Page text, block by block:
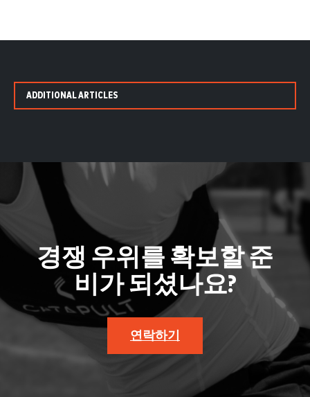
ADDITIONAL ARTICLES
경쟁 우위를 확보할 준
비가 되셨나요?
연락하기